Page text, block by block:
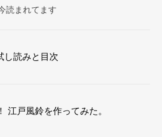
読まれてます
し読みと目次
江戸風鈴を作ってみた。